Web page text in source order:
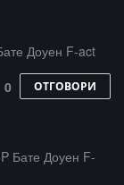
Доуен F-act
0 ОТГОВОРИ
Бате Доуен F-